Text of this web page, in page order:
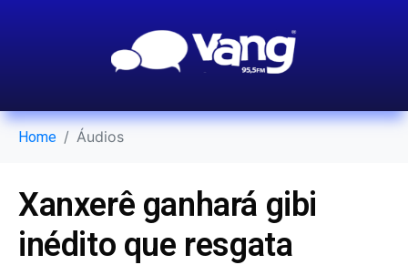
Home Áudios
Xanxerê ganhará gibi
inédito que resgata